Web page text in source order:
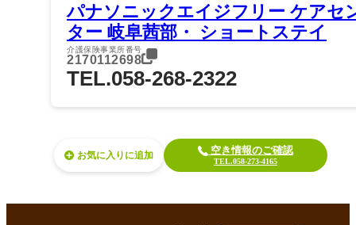
パナソニックエイジフリー ケアセ
ター 岐阜茜部・ ショートステイ
介護保険事業所番号
2170112698
TEL.058-268-2322
お気に入り 空き情報のご確認
TEL.058-273-4165